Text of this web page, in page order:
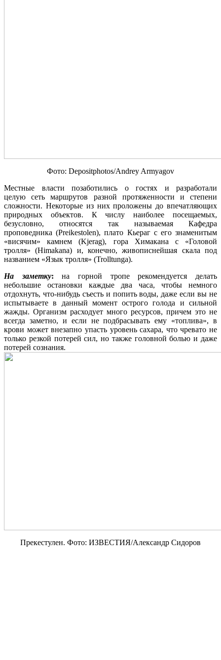
Фото: Depositphotos/Andrey Armyagov
Местные власти позаботились о гостях и разработали
целую сеть маршрутов разной протяженности и степени
сложности. Некоторые из них проложены до впечатляющих
природных объектов. К числу наиболее посещаемых,
безусловно, относятся так называемая Кафедра
проповедника (Preikestolen), плато Кьераг с его знаменитым
«висячим» камнем (Kjerag), гора Химакана с «Головой
тролля» (Himakana) и, конечно, живописнейшая скала под
названием «Язык тролля» (Trolltunga).
На заметку: на горной тропе рекомендуется делать
небольшие остановки каждые два часа, чтобы немного
отдохнуть, что-нибудь съесть и попить воды, даже если вы не
испытываете в данный момент острого голода и сильной
жажды. Организм расходует много ресурсов, причем это не
всегда заметно, и если не подбрасывать ему «топлива», в
крови может внезапно упасть уровень сахара, что чревато не
только резкой потерей сил, но также головной болью и даже
потерей сознания.
Прекестулен. Фото: ИЗВЕСТИЯ/Александр Сидоров